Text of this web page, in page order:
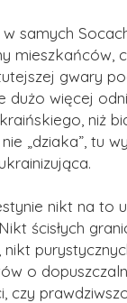
w samych
mieszkańców,
gwary
dużo więcej
niż
„dziaka”, tu
nikt na to
ścisłych
nikt
o
czy